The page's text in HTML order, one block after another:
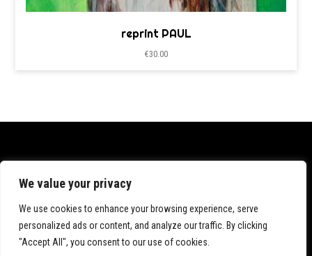
We value your privacy
We use cookies to enhance your browsing experience, serve
personalized ads or content, and analyze our traffic. By clicking
"Accept All", you consent to our use of cookies.
reprint PAUL
€30.00